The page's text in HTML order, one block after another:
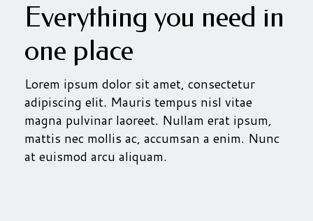
Everything you need in
one place
Lorem ipsum dolor sit amet, consectetur
adipiscing elit. Mauris tempus nisl vitae
magna pulvinar laoreet. Nullam erat ipsum,
mattis nec mollis ac, accumsan a enim. Nunc
at euismod arcu aliquam.